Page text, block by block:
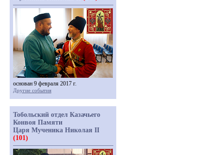
основан 9 февраля 2017 г.
Другие события
Тобольский отдел Казачьего
Конвоя Памяти
Царя Мученика Николая II
(101)